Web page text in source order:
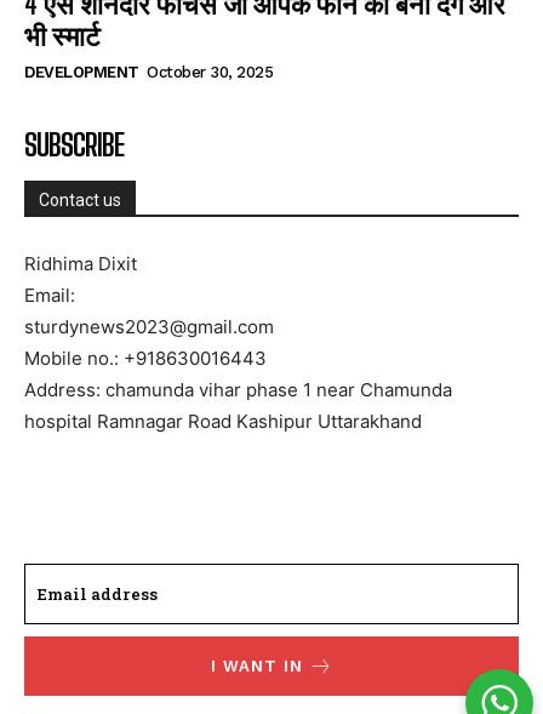
भी स्मार्ट
DEVELOPMENT October 30, 2025
SUBSCRIBE
Contact us
Ridhima Dixit
Email:
sturdynews2023@gmail.com
Mobile no.: +918630016443
Address: chamunda vihar phase 1 near Chamunda
hospital Ramnagar Road Kashipur Uttarakhand
I WANT IN